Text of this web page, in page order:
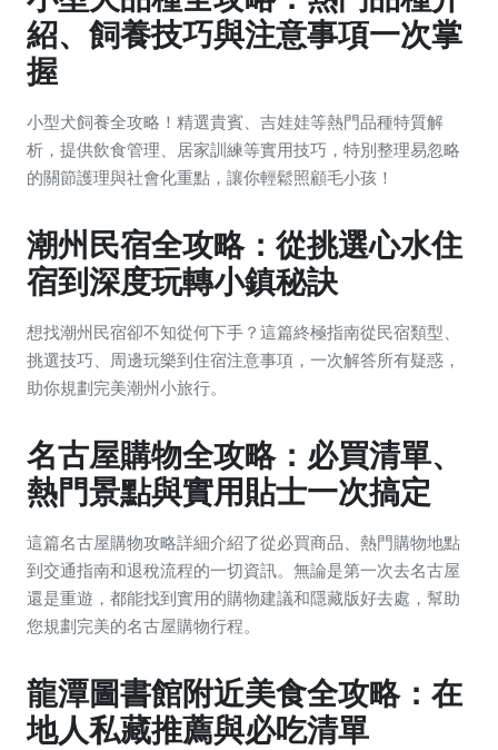
紹、飼養技巧與注意事項一次掌
握
小型犬飼養全攻略！精選貴賓、吉娃娃等熱門品種特質解
析，提供飲食管理、居家訓練等實用技巧，特別整理易忽略
的關節護理與社會化重點，讓你輕鬆照顧毛小孩！
潮州民宿全攻略：從挑選心水住
宿到深度玩轉小鎮秘訣
想找潮州民宿卻不知從何下手？這篇終極指南從民宿類型、
挑選技巧、周邊玩樂到住宿注意事項，一次解答所有疑惑，
助你規劃完美潮州小旅行。
名古屋購物全攻略：必買清單、
熱門景點與實用貼士一次搞定
這篇名古屋購物攻略詳細介紹了從必買商品、熱門購物地點
到交通指南和退稅流程的一切資訊。無論是第一次去名古屋
還是重遊，都能找到實用的購物建議和隱藏版好去處，幫助
您規劃完美的名古屋購物行程。
龍潭圖書館附近美食全攻略：在
地人私藏推薦與必吃清單